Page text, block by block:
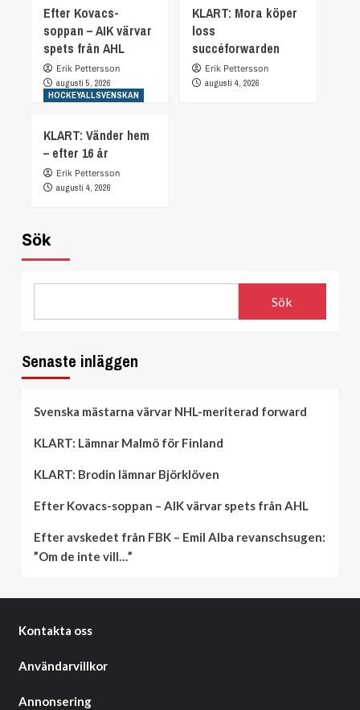
Efter Kovacs-
soppan – AIK värvar
spets från AHL
Erik Pettersson
augusti 5, 2026
KLART: Mora köper
loss
succéforwarden
Erik Pettersson
augusti 4, 2026
HOCKEYALLSVENSKAN
KLART: Vänder hem
– efter 16 år
Erik Pettersson
augusti 4, 2026
Sök
Sök
Senaste inläggen
Svenska mästarna värvar NHL-meriterad forward
KLART: Lämnar Malmö för Finland
KLART: Brodin lämnar Björklöven
Efter Kovacs-soppan – AIK värvar spets från AHL
Efter avskedet från FBK – Emil Alba revanschsugen:
”Om de inte vill…”
Kontakta oss
Användarvillkor
Annonsering